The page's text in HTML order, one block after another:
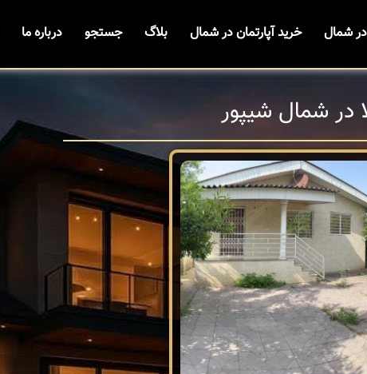
در شمال خرید آپارتمان در شمال بلاگ جستجو درباره ما
در شمال شیپور